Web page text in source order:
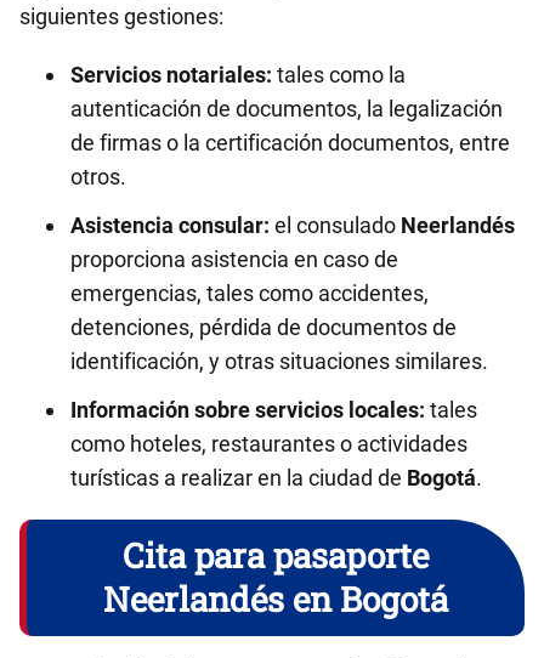
siguientes gestiones:
Servicios notariales: tales como la
autenticación de documentos, la legalización
de firmas o la certificación documentos, entre
otros.
Asistencia consular: el consulado Neerlandés
proporciona asistencia en caso de
emergencias, tales como accidentes,
detenciones, pérdida de documentos de
identificación, y otras situaciones similares.
Información sobre servicios locales: tales
como hoteles, restaurantes o actividades
turísticas a realizar en la ciudad de Bogotá.
Cita para pasaporte
Neerlandés en Bogotá